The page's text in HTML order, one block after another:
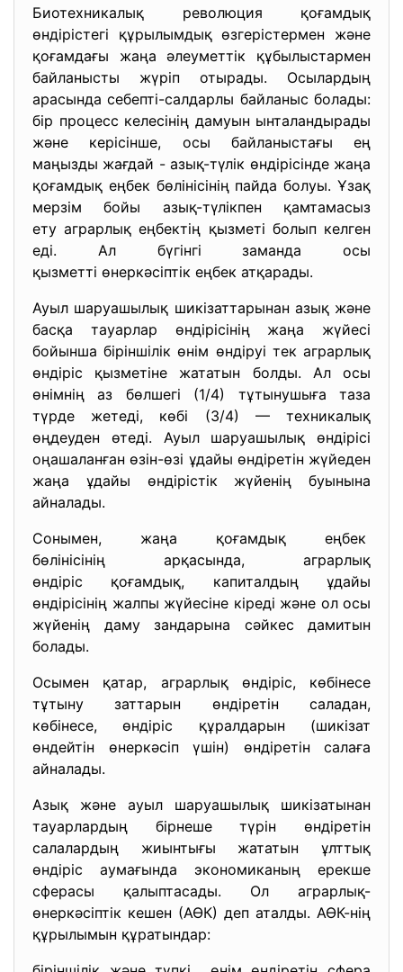
Биотехникалық революция қоғамдық
өндірістегі құрылымдық өзгерістермен және
қоғамдағы жаңа әлеуметтік құбылыстармен
байланысты жүріп отырады. Осылардың
арасында себепті-салдарлы байланыс болады:
бір процесс келесінің дамуын ынталандырады
және керісінше, осы байланыстағы ең
маңызды жағдай - азық-түлік өндірісінде жаңа
қоғамдық еңбек бөлінісінің пайда болуы. Ұзақ
мерзім бойы азық-түлікпен қамтамасыз
ету аграрлық еңбектің қызметі болып келген
еді. Ал бүгінгі заманда осы
қызметті өнеркәсіптік еңбек атқарады.
Ауыл шаруашылық шикізаттарынан азық және
басқа тауарлар өндірісінің жаңа жүйесі
бойынша біріншілік өнім өндіруі тек аграрлық
өндіріс қызметіне жататын болды. Ал осы
өнімнің аз бөлшегі (1/4) тұтынушыға таза
түрде жетеді, көбі (3/4) — техникалық
өңдеуден өтеді. Ауыл шаруашылық өндірісі
оңашаланған өзін-өзі ұдайы өндіретін жүйеден
жаңа ұдайы өндірістік жүйенің буынына
айналады.
Сонымен, жаңа қоғамдық еңбек
бөлінісінің арқасында, аграрлық
өндіріс қоғамдық, капиталдың ұдайы
өндірісінің жалпы жүйесіне кіреді және ол осы
жүйенің даму зандарына сәйкес дамитын
болады.
Осымен қатар, аграрлық өндіріс, көбінесе
тұтыну заттарын өндіретін саладан,
көбінесе, өндіріс құралдарын (шикізат
өндейтін өнеркәсіп үшін) өндіретін салаға
айналады.
Азық және ауыл шаруашылық шикізатынан
тауарлардың бірнеше түрін өндіретін
салалардың жиынтығы жататын ұлттық
өндіріс аумағында экономиканың ерекше
сферасы қалыптасады. Ол аграрлық-
өнеркәсіптік кешен (АӨК) деп аталды. АӨК-нің
құрылымын құратындар: